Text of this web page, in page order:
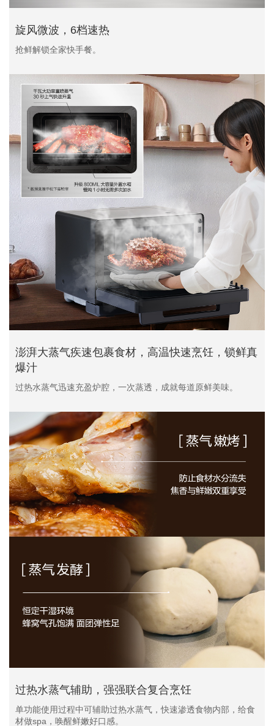
旋风微波，6档速热
抢鲜解锁全家快手餐。
澎湃大蒸气疾速包裹食材，高温快速烹饪，锁鲜真
爆汁
过热水蒸气迅速充盈炉腔，一次蒸透，成就每道原鲜美味。
过热水蒸气辅助，强强联合复合烹饪
单功能使用过程中可辅助过热水蒸气，快速渗透食物内部，给食
材做spa，唤醒鲜嫩好口感。